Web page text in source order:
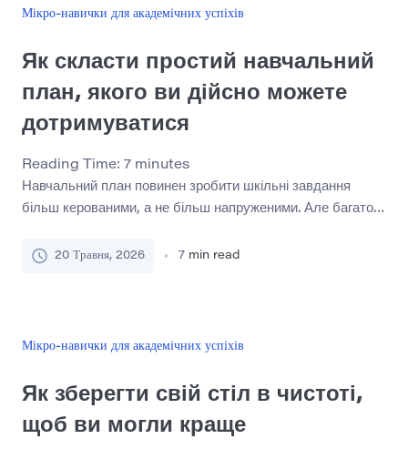
допомогти вам знайти основні ідеї, […]
Мікро-навички для академічних успіхів
Як скласти простий навчальний
план, якого ви дійсно можете
дотримуватися
Reading Time: 7 minutes
Навчальний план повинен зробити шкільні завдання
більш керованими, а не більш напруженими. Але багато
реального життя. Вони заповнюють кожну годину,
зазнали невдачі. Кращий план навчання простий,
20 Травня, 2026 7 min read
Мікро-навички для академічних успіхів
Як зберегти свій стіл в чистоті,
щоб ви могли краще